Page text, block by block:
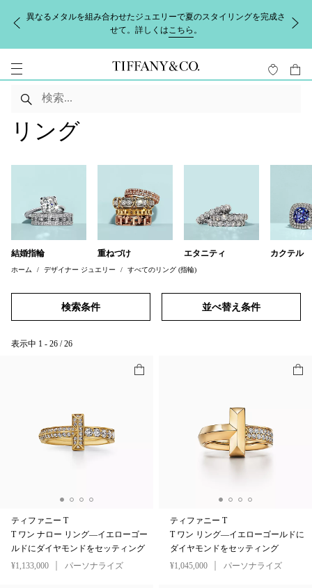
異なるメタルを組み合わせたジュエリーで夏のスタイリングを完成さ
せて。詳しくはこちら 。
リング
結婚指輪 重ねづけ エタニティ カクテル
ホーム デザイナー ジュエリー すべてのリング (指輪)
検索条件 並べ替え条件
表示中 1 - 26 / 26
ティファニー T
T ワン ナロー リング—イエローゴー
ルドにダイヤモンドをセッティング
¥1,133,000
パーソナライズ
ティファニー T
T ワン リング—イエローゴールドに
ダイヤモンドをセッティング
¥1,045,000
パーソナライズ